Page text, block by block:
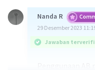
Nanda R
29 Desember 2023
Jawaban